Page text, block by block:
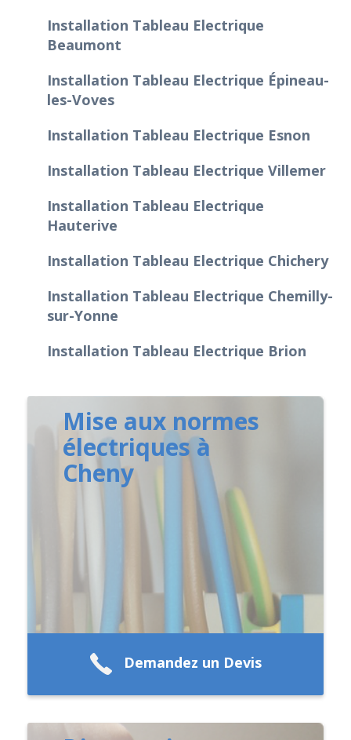
Installation Tableau Electrique
Beaumont
Installation Tableau Electrique Épineau-
les-Voves
Installation Tableau Electrique Esnon
Installation Tableau Electrique Villemer
Installation Tableau Electrique
Hauterive
Installation Tableau Electrique Chichery
Installation Tableau Electrique Chemilly-
sur-Yonne
Installation Tableau Electrique Brion
Mise aux normes
électriques à
Cheny
Demandez un Devis